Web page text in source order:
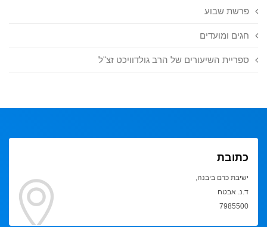
פרשת שבוע
חגים ומועדים
ספריית השיעורים של הרב גולדוויכט זצ"ל
כתובת
ישיבת כרם ביבנה,
ד.נ. אבטח
7985500